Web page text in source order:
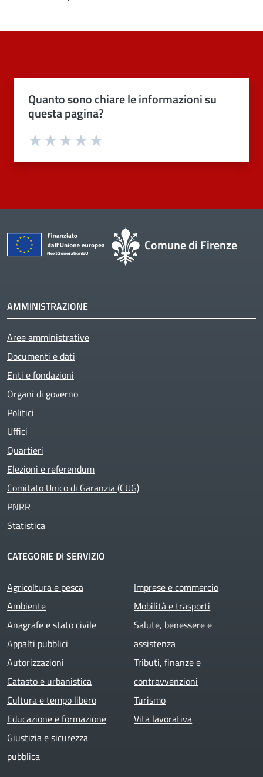
Quanto sono chiare le informazioni su
questa pagina?
Valuta 4 stelle su 5
Valuta 3 stelle su 5
Valuta 2 stelle su 5
Valuta 1 stelle su 5
Comune di Firenze
AMMINISTRAZIONE
Aree amministrative
Documenti e dati
Enti e fondazioni
Organi di governo
Politici
Uffici
Quartieri
Elezioni e referendum
Comitato Unico di Garanzia (CUG)
PNRR
Statistica
CATEGORIE DI SERVIZIO
Agricoltura e pesca
Ambiente
Anagrafe e stato civile
Appalti pubblici
Autorizzazioni
Catasto e urbanistica
Cultura e tempo libero
Educazione e formazione
Giustizia e sicurezza
pubblica
Imprese e commercio
Mobilità e trasporti
Salute, benessere e
assistenza
Tributi, finanze e
contravvenzioni
Turismo
Vita lavorativa